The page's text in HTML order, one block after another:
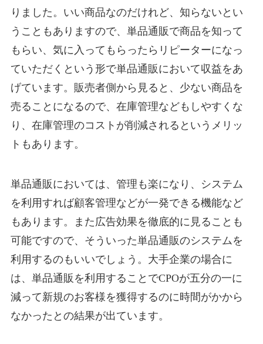
りました。いい商品なのだけれど、知らないとい
うこともありますので、単品通販で商品を知って
もらい、気に入ってもらったらリピーターになっ
ていただくという形で単品通販において収益をあ
げています。販売者側から見ると、少ない商品を
売ることになるので、在庫管理などもしやすくな
り、在庫管理のコストが削減されるというメリッ
トもあります。
単品通販においては、管理も楽になり、システム
を利用すれば顧客管理などが一発できる機能など
もあります。また広告効果を徹底的に見ることも
可能ですので、そういった単品通販のシステムを
利用するのもいいでしょう。大手企業の場合に
は、単品通販を利用することでCPOが五分の一に
減って新規のお客様を獲得するのに時間がかから
なかったとの結果が出ています。